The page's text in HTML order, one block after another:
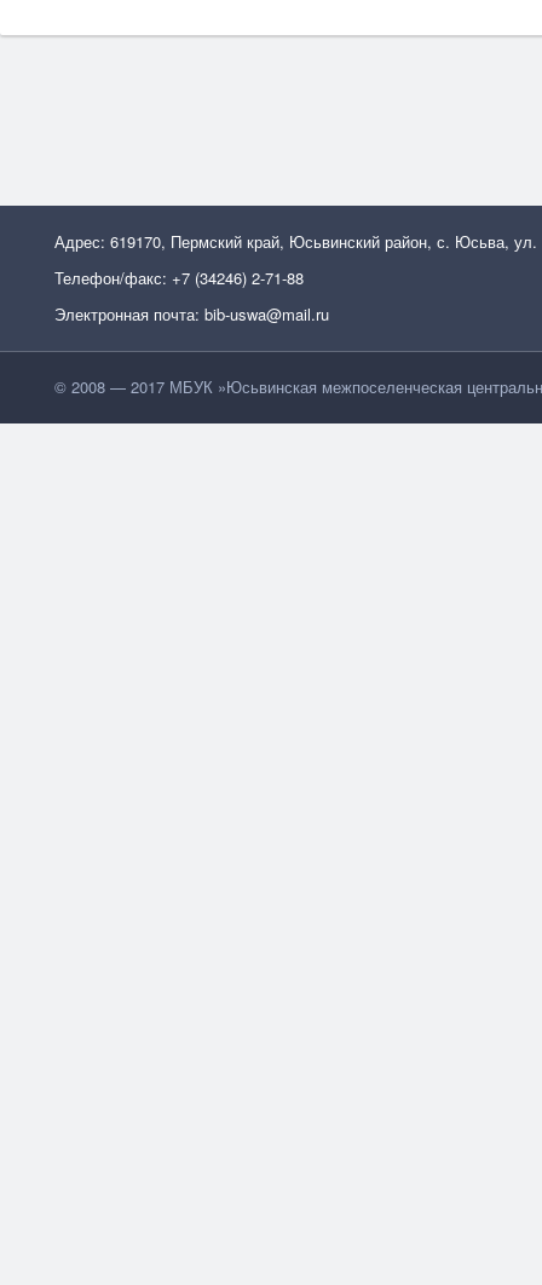
Адрес: 619170, Пермский край, Юсьвинский район, с. Юсьва, ул.
Телефон/факс: +7 (34246) 2-71-88
Электронная почта: bib-uswa@mail.ru
© 2008 — 2017 МБУК »Юсьвинская межпоселенческая